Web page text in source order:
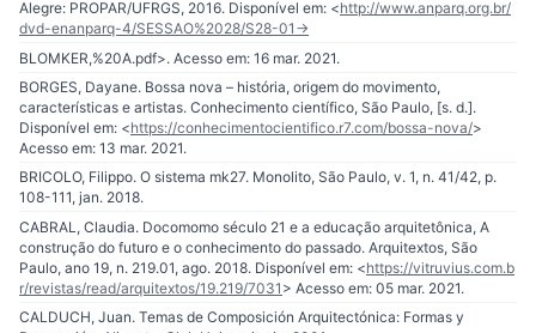
Alegre: PROPAR/UFRGS, 2016. Disponível em: <http://www.anparq.org.br/
dvd-enanparq-4/SESSAO%2028/S28-01-
BLOMKER,%20A.pdf>. Acesso em: 16 mar. 2021.
BORGES, Dayane. Bossa nova – história, origem do movimento,
características e artistas. Conhecimento científico, São Paulo, [s. d.].
Disponível em: <https://conhecimentocientifico.r7.com/bossa-nova/>
Acesso em: 13 mar. 2021.
BRICOLO, Filippo. O sistema mk27. Monolito, São Paulo, v. 1, n. 41/42, p.
108-111, jan. 2018.
CABRAL, Claudia. Docomomo século 21 e a educação arquitetônica, A
construção do futuro e o conhecimento do passado. Arquitextos, São
Paulo, ano 19, n. 219.01, ago. 2018. Disponível em: <https://vitruvius.com.b
r/revistas/read/arquitextos/19.219/7031 > Acesso em: 05 mar. 2021.
CALDUCH, Juan. Temas de Composición Arquitectónica: Formas y